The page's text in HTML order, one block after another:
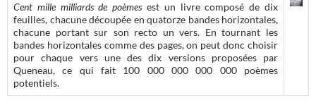
Cent mille milliards de poèmes est un livre composé de dix
feuilles, chacune découpée en quatorze bandes horizontales,
chacune portant sur son recto un vers. En tournant les
bandes horizontales comme des pages, on peut donc choisir
pour chaque vers une des dix versions proposées par
Queneau, ce qui fait 100 000 000 000 000 poèmes
potentiels.